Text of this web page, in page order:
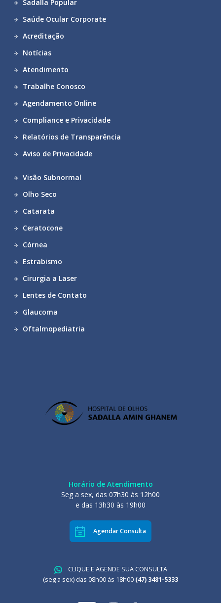
Sadalla Popular
Saúde Ocular Corporate
Acreditação
Notícias
Atendimento
Trabalhe Conosco
Agendamento Online
Compliance e Privacidade
Relatórios de Transparência
Aviso de Privacidade
Visão Subnormal
Olho Seco
Catarata
Ceratocone
Córnea
Estrabismo
Cirurgia a Laser
Lentes de Contato
Glaucoma
Oftalmopediatria
Horário de Atendimento
Seg a sex, das 07h30 às 12h00
e das 13h30 às 19h00
Agendar Consulta
CLIQUE E AGENDE SUA CONSULTA
(seg a sex) das 08h00 às 18h00 (47) 3481-5333